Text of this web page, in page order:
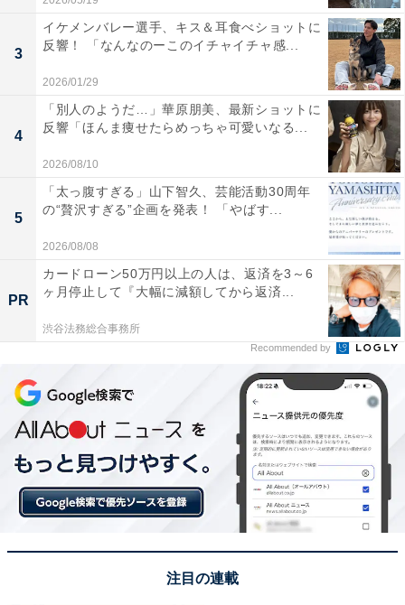
3
イケメンバレー選手、キス＆耳食べショットに
反響！ 「なんなのーこのイチャイチャ感...
2026/01/29
4
「別人のようだ…」華原朋美、最新ショットに
反響「ほんま痩せたらめっちゃ可愛いなる...
2026/08/10
5
「太っ腹すぎる」山下智久、芸能活動30周年
の“贅沢すぎる”企画を発表！ 「やばす...
2026/08/08
PR
カードローン50万円以上の人は、返済を3～6
ヶ月停止して『大幅に減額してから返済...
渋谷法務総合事務所
Recommended by
注目の連載